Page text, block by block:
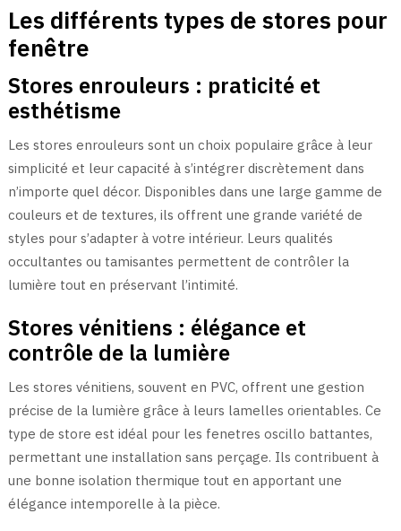
Les différents types de stores pour
fenêtre
Stores enrouleurs : praticité et
esthétisme
Les stores enrouleurs sont un choix populaire grâce à leur
simplicité et leur capacité à s’intégrer discrètement dans
n’importe quel décor. Disponibles dans une large gamme de
couleurs et de textures, ils offrent une grande variété de
styles pour s’adapter à votre intérieur. Leurs qualités
occultantes ou tamisantes permettent de contrôler la
lumière tout en préservant l’intimité.
Stores vénitiens : élégance et
contrôle de la lumière
Les stores vénitiens, souvent en PVC, offrent une gestion
précise de la lumière grâce à leurs lamelles orientables. Ce
type de store est idéal pour les fenetres oscillo battantes,
permettant une installation sans perçage. Ils contribuent à
une bonne isolation thermique tout en apportant une
élégance intemporelle à la pièce.